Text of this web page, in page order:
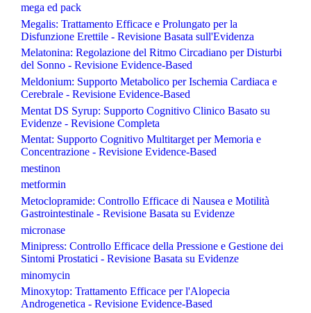
mega ed pack
Megalis: Trattamento Efficace e Prolungato per la
Disfunzione Erettile - Revisione Basata sull'Evidenza
Melatonina: Regolazione del Ritmo Circadiano per Disturbi
del Sonno - Revisione Evidence-Based
Meldonium: Supporto Metabolico per Ischemia Cardiaca e
Cerebrale - Revisione Evidence-Based
Mentat DS Syrup: Supporto Cognitivo Clinico Basato su
Evidenze - Revisione Completa
Mentat: Supporto Cognitivo Multitarget per Memoria e
Concentrazione - Revisione Evidence-Based
mestinon
metformin
Metoclopramide: Controllo Efficace di Nausea e Motilità
Gastrointestinale - Revisione Basata su Evidenze
micronase
Minipress: Controllo Efficace della Pressione e Gestione dei
Sintomi Prostatici - Revisione Basata su Evidenze
minomycin
Minoxytop: Trattamento Efficace per l'Alopecia
Androgenetica - Revisione Evidence-Based